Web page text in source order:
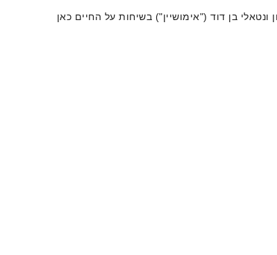
ונטאלי בן דוד ("אימושיין") בשיחות על החיים כאן